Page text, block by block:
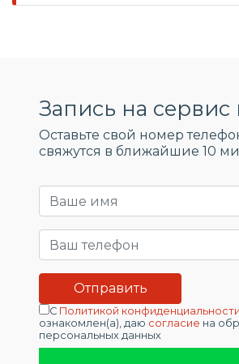
Запись на сервис
Оставьте свой номер
свяжутся в ближайшие 10
С Политикой конфиденциальности
ознакомлен(а), даю согласие на
персональных данных